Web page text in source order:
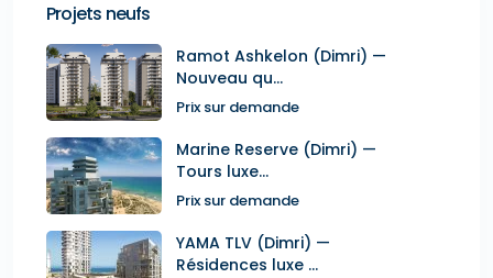
Projets neufs
Ramot Ashkelon (Dimri) —
Nouveau qu...
Prix sur demande
Marine Reserve (Dimri) —
Tours luxe...
Prix sur demande
YAMA TLV (Dimri) —
Résidences luxe ...